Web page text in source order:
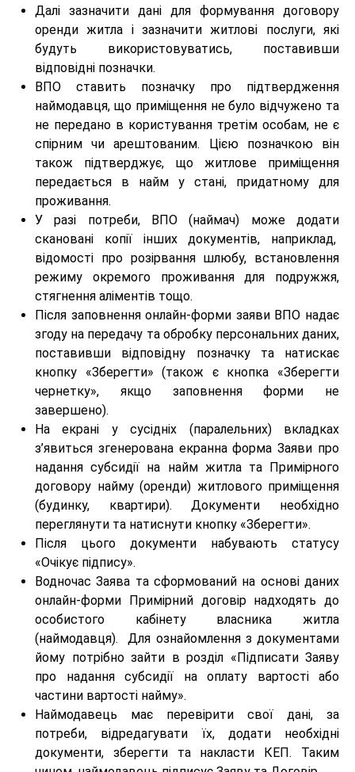
Далі зазначити дані для формування договору
оренди житла і зазначити житлові послуги, які
будуть використовуватись, поставивши
відповідні позначки.
ВПО ставить позначку про підтвердження
наймодавця, що приміщення не було відчужено та
не передано в користування третім особам, не є
спірним чи арештованим. Цією позначкою він
також підтверджує, що житлове приміщення
передається в найм у стані, придатному для
проживання.
У разі потреби, ВПО (наймач) може додати
скановані копії інших документів, наприклад,
відомості про розірвання шлюбу, встановлення
режиму окремого проживання для подружжя,
стягнення аліментів тощо.
Після заповнення онлайн-форми заяви ВПО надає
згоду на передачу та обробку персональних даних,
поставивши відповідну позначку та натискає
кнопку «Зберегти» (також є кнопка «Зберегти
чернетку», якщо заповнення форми не
завершено).
На екрані у сусідніх (паралельних) вкладках
з’явиться згенерована екранна форма Заяви про
надання субсидії на найм житла та Примірного
договору найму (оренди) житлового приміщення
(будинку, квартири). Документи необхідно
переглянути та натиснути кнопку «Зберегти».
Після цього документи набувають статусу
«Очікує підпису».
Водночас Заява та сформований на основі даних
онлайн-форми Примірний договір надходять до
особистого кабінету власника житла
(наймодавця). Для ознайомлення з документами
йому потрібно зайти в розділ «Підписати Заяву
про надання субсидії на оплату вартості або
частини вартості найму».
Наймодавець має перевірити свої дані, за
потреби, відредагувати їх, додати необхідні
документи, зберегти та накласти КЕП. Таким